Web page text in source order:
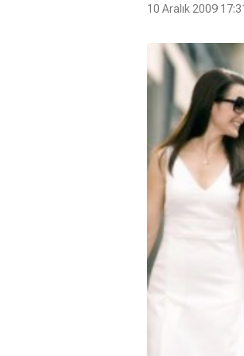
10 Aralık 2009 17:31